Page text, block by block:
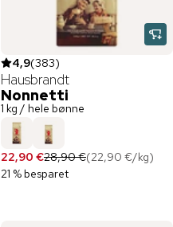
4,9(383)
Hausbrandt
Nonnetti
1 kg / hele bønne
22,90 €28,90 €(22,90 €/kg)
21 % besparet